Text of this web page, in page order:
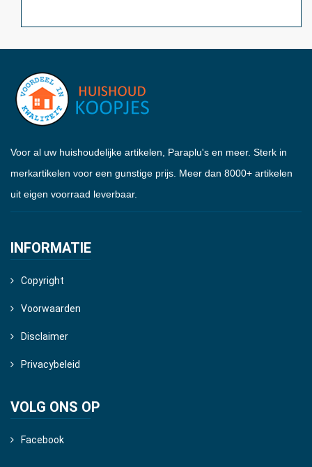
Voor al uw huishoudelijke artikelen, Paraplu's en meer. Sterk in
merkartikelen voor een gunstige prijs. Meer dan 8000+ artikelen
uit eigen voorraad leverbaar.
INFORMATIE
Copyright
Voorwaarden
Disclaimer
Privacybeleid
VOLG ONS OP
Facebook